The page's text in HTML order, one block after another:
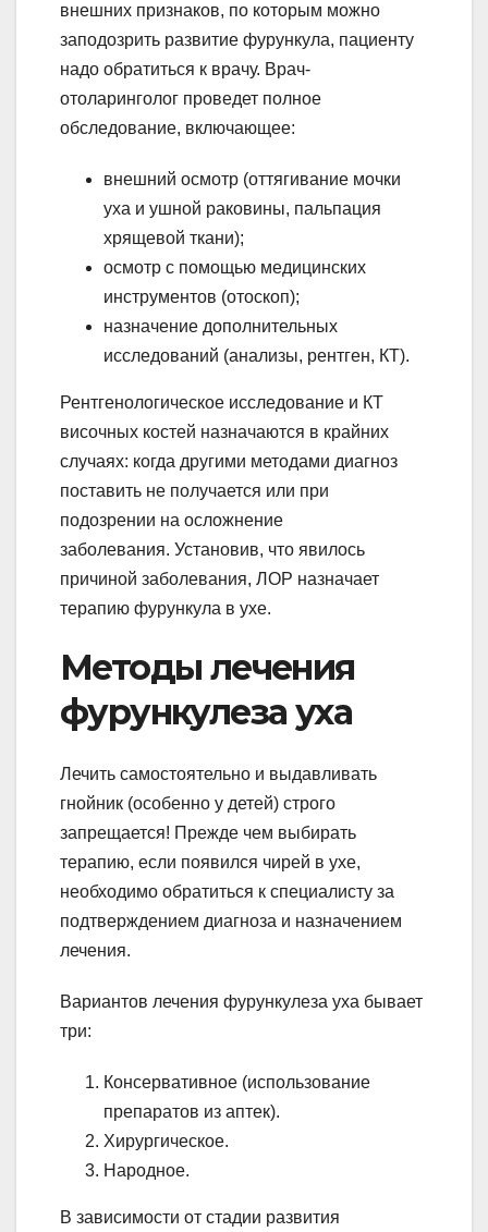
внешних признаков, по которым можно
заподозрить развитие фурункула, пациенту
надо обратиться к врачу. Врач-
отоларинголог проведет полное
обследование, включающее:
внешний осмотр (оттягивание мочки
уха и ушной раковины, пальпация
хрящевой ткани);
осмотр с помощью медицинских
инструментов (отоскоп);
назначение дополнительных
исследований (анализы, рентген, КТ).
Рентгенологическое исследование и КТ
височных костей назначаются в крайних
случаях: когда другими методами диагноз
поставить не получается или при
подозрении на осложнение
заболевания. Установив, что явилось
причиной заболевания, ЛОР назначает
терапию фурункула в ухе.
Методы лечения
фурункулеза уха
Лечить самостоятельно и выдавливать
гнойник (особенно у детей) строго
запрещается! Прежде чем выбирать
терапию, если появился чирей в ухе,
необходимо обратиться к специалисту за
подтверждением диагноза и назначением
лечения.
Вариантов лечения фурункулеза уха бывает
три:
Консервативное (использование
препаратов из аптек).
Хирургическое.
Народное.
В зависимости от стадии развития